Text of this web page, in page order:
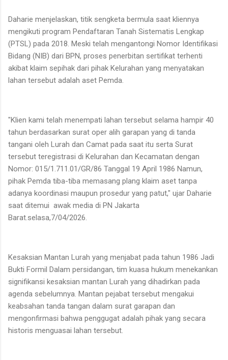
Daharie menjelaskan, titik sengketa bermula saat kliennya
mengikuti program Pendaftaran Tanah Sistematis Lengkap
(PTSL) pada 2018. Meski telah mengantongi Nomor Identifikasi
Bidang (NIB) dari BPN, proses penerbitan sertifikat terhenti
akibat klaim sepihak dari pihak Kelurahan yang menyatakan
lahan tersebut adalah aset Pemda.
"Klien kami telah menempati lahan tersebut selama hampir 40
tahun berdasarkan surat oper alih garapan yang di tanda
tangani oleh Lurah dan Camat pada saat itu serta Surat
tersebut teregistrasi di Kelurahan dan Kecamatan dengan
Nomor: 015/1.711.01/GR/86 Tanggal 19 April 1986 Namun,
pihak Pemda tiba-tiba memasang plang klaim aset tanpa
adanya koordinasi maupun prosedur yang patut," ujar Daharie
saat ditemui awak media di PN Jakarta
Barat.selasa,7/04/2026.
Kesaksian Mantan Lurah yang menjabat pada tahun 1986 Jadi
Bukti Formil Dalam persidangan, tim kuasa hukum menekankan
signifikansi kesaksian mantan Lurah yang dihadirkan pada
agenda sebelumnya. Mantan pejabat tersebut mengakui
keabsahan tanda tangan dalam surat garapan dan
mengonfirmasi bahwa penggugat adalah pihak yang secara
historis menguasai lahan tersebut.